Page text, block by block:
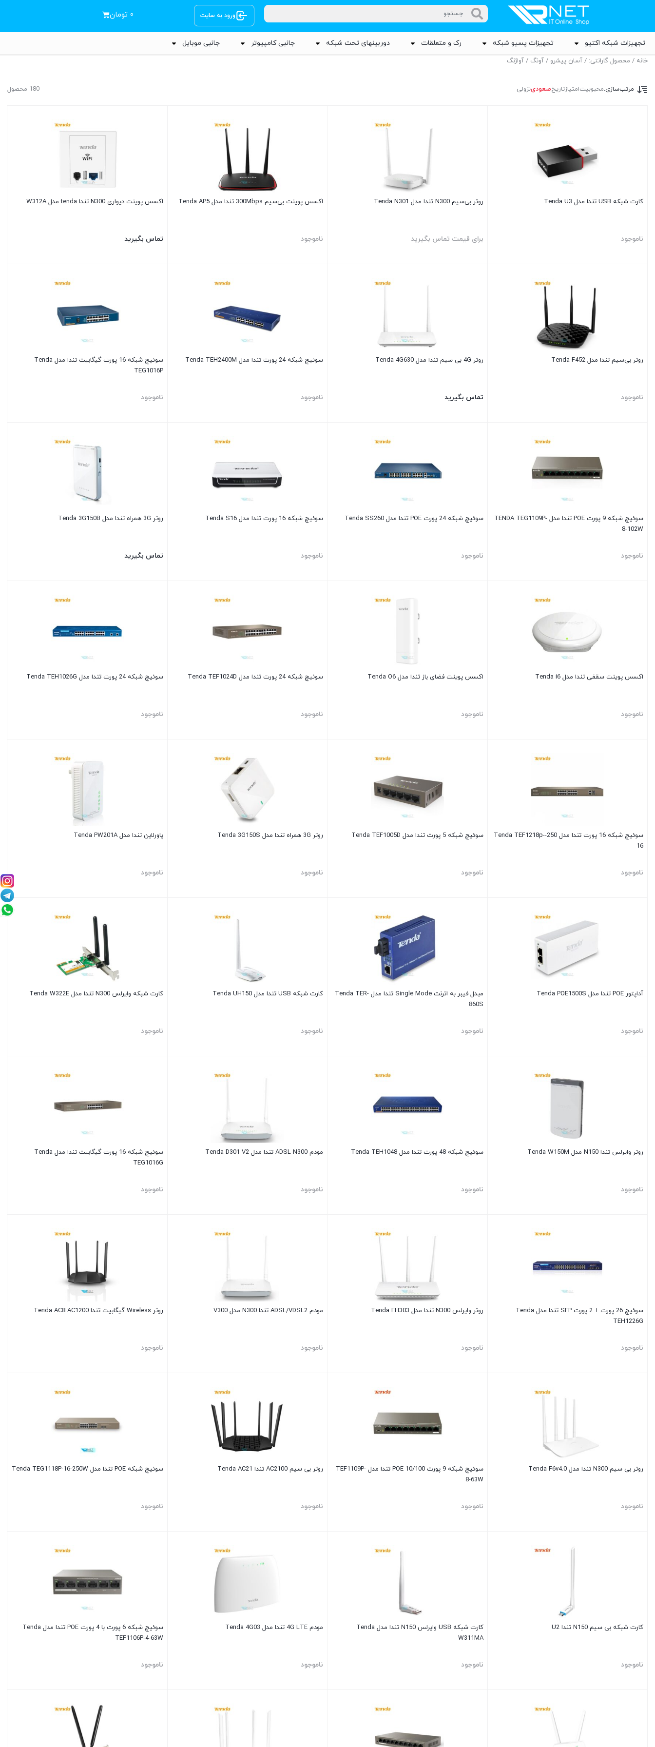
ورود به سایت ۰ تومان
تجهیزات شبکه اکتیو تجهیزات پسیو شبکه رک و متعلقات دوربینهای تحت شبکه جانبی کامپیوتر جانبی موبایل
خانه / محصول گارانتی: / آسان پیشرو / آونگ / آواژنگ
180 محصول مرتب‌سازی:محبوبیتامتیازتاریخصعودینزولی
کارت شبکه USB تندا مدل Tenda U3
ناموجود
روتر بی‌سیم N300 تندا مدل Tenda N301
برای قیمت تماس بگیرید
اکسس پوینت بی‌سیم 300Mbps تندا مدل Tenda AP5
ناموجود
اکسس پوینت دیواری N300 تندا tenda مدل W312A
تماس بگیرید
روتر بی‌سیم تندا مدل Tenda F452
ناموجود
روتر 4G بی سیم تندا مدل Tenda 4G630
تماس بگیرید
سوئیچ شبکه 24 پورت تندا مدل Tenda TEH2400M
ناموجود
سوئیچ شبکه 16 پورت گیگابیت تندا مدل Tenda
TEG1016P
ناموجود
سوئیچ شبکه 9 پورت POE تندا مدل TENDA TEG1109P-
8-102W
ناموجود
سوئیچ شبکه 24 پورت POE تندا مدل Tenda SS260
ناموجود
سوئیچ شبکه 16 پورت تندا مدل Tenda S16
ناموجود
روتر 3G همراه تندا مدل Tenda 3G150B
تماس بگیرید
اکسس پوینت سقفی تندا مدل Tenda i6
ناموجود
اکسس پوینت فضای باز تندا مدل Tenda O6
ناموجود
سوئیچ شبکه 24 پورت تندا مدل Tenda TEF1024D
ناموجود
سوئیچ شبکه 24 پورت تندا مدل Tenda TEH1026G
ناموجود
سوئیچ شبکه 16 پورت تندا مدل 250-Tenda TEF1218p-
16
ناموجود
سوئیچ شبکه 5 پورت تندا مدل Tenda TEF1005D
ناموجود
روتر 3G همراه تندا مدل Tenda 3G150S
ناموجود
پاورلاین تندا مدل Tenda PW201A
ناموجود
آداپتور POE تندا مدل Tenda POE1500S
ناموجود
مبدل فیبر به اترنت Single Mode تندا مدل Tenda TER-
860S
ناموجود
کارت شبکه USB تندا مدل Tenda UH150
ناموجود
کارت شبکه وایرلس N300 تندا مدل Tenda W322E
ناموجود
روتر وایرلس تندا N150 مدل Tenda W150M
ناموجود
سوئیچ شبکه 48 پورت تندا مدل Tenda TEH1048
ناموجود
مودم ADSL N300 تندا مدل Tenda D301 V2
ناموجود
سوئیچ شبکه 16 پورت گیگابیت تندا مدل Tenda
TEG1016G
ناموجود
سوئیچ 26 پورت + 2 پورت SFP تندا مدل Tenda
TEH1226G
ناموجود
روتر وایرلس N300 تندا مدل Tenda FH303
ناموجود
مودم ADSL/VDSL2 تندا N300 مدل V300
ناموجود
روتر Wireless گیگابیت تندا Tenda AC8 AC1200
ناموجود
روتر بی سیم N300 تندا مدل Tenda F6v4.0
ناموجود
سوئیچ شبکه 9 پورت 10/100 POE تندا مدل TEF1109P-
8-63W
ناموجود
روتر بی سیم AC2100 تندا Tenda AC21
ناموجود
سوئیچ شبکه POE تندا مدل Tenda TEG1118P-16-250W
ناموجود
کارت شبکه بی سیم N150 تندا U2
ناموجود
کارت شبکه USB وایرلس N150 تندا مدل Tenda
W311MA
ناموجود
مودم 4G LTE تندا مدل Tenda 4G03
ناموجود
سوئیچ شبکه 6 پورت با 4 پورت POE تندا مدل Tenda
TEF1106P-4-63W
ناموجود